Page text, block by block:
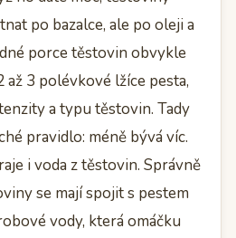
po bazalce, ale po oleji a
porce těstovin obvykle
až 3 polévkové lžíce pesta,
a typu těstovin. Tady
pravidlo: méně bývá víc.
i voda z těstovin. Správně
se mají spojit s pestem
vody, která omáčku